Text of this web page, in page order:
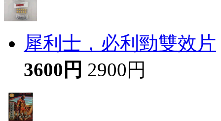
犀利士，必利勁雙效片
3600円 2900円